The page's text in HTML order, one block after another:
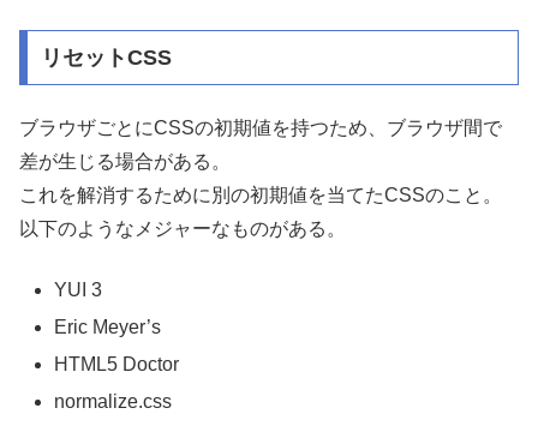
リセットCSS
ブラウザごとにCSSの初期値を持つため、ブラウザ間で
差が生じる場合がある。
これを解消するために別の初期値を当てたCSSのこと。
以下のようなメジャーなものがある。
YUI 3
Eric Meyer’s
HTML5 Doctor
normalize.css